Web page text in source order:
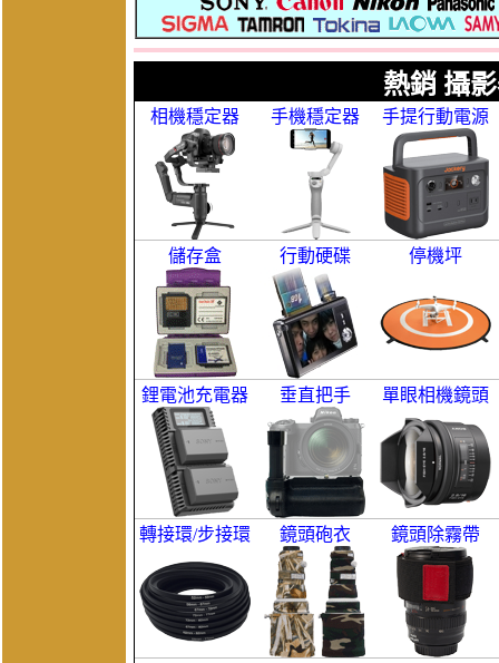
熱銷 攝
相機穩定器 手機穩定器 手提行動電源
儲存盒 行動硬碟 停機坪
鋰電池充電器 垂直把手 單眼相機鏡頭
轉接環/步接環 鏡頭砲衣 鏡頭除霧帶